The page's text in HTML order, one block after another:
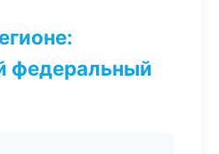
федеральный